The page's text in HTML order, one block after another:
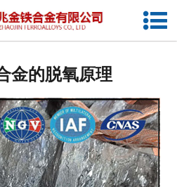
网站首页
产品中心
厂容厂貌
金的脱氧原理